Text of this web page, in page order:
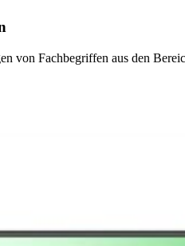
Fachbegriffen aus den